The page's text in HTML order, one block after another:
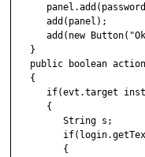
      add(panel);
add(new
   }
public boolean
   {
if(evt.target
      {
         String s;
         {